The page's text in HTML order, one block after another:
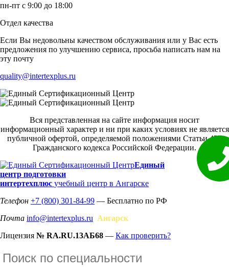
пн-пт с 9:00 до 18:00
Отдел качества
Если Вы недовольны качеством обслуживания или у Вас есть
предложения по улучшению сервиса, просьба написать нам на
эту почту
quality@intertexplus.ru
Вся представленная на сайте информация носит
информационный характер и ни при каких условиях не является
публичной офертой, определяемой положениями Статьи 437
Гражданского кодекса Российской Федерации.
Единый
центр подготовки
интертехплюс учебный центр в Ангарске
Телефон +7 (800) 301-84-99 — Бесплатно по РФ
Почта info@intertexplus.ru Ангарск
Лицензия № RA.RU.13АБ68 — Как проверить?